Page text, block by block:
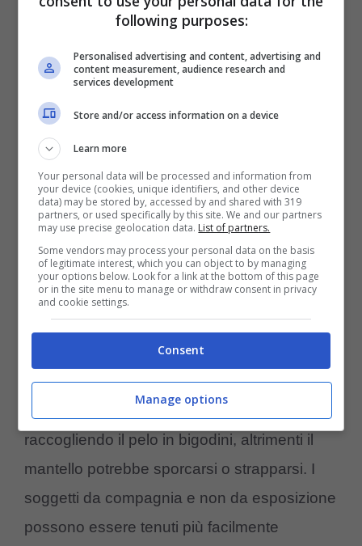
SALUTE E CONSIGLI:È un cagnolino
robusto, anche se la taglia piccolissima lo
rende facilmente vulnerabile ai traumi. È un
cane da appartamento: se deve uscire in
giardino bisogna “impacchettarlo”
raccogliendo il pelo in bigodini, altrimenti il
mantello potrebbe sporcarsi o strapparsi. I
soggetti da compagnia e non da esposizione
possono essere tenuti più facilmente
following purposes:
Personalised advertising and content, advertising and
content measurement, audience research and
services development
Store and/or access information on a device
Learn more
Your personal data will be processed and information from
your device (cookies, unique identifiers, and other device
data) may be stored by, accessed by and shared with 319
partners, or used specifically by this site. We and our partners
may use precise geolocation data. List of partners.
Some vendors may process your personal data on the basis
of legitimate interest, which you can object to by managing
your options below. Look for a link at the bottom of this page
or in the site menu to manage or withdraw consent in privacy
and cookie settings.
Consent
Manage options